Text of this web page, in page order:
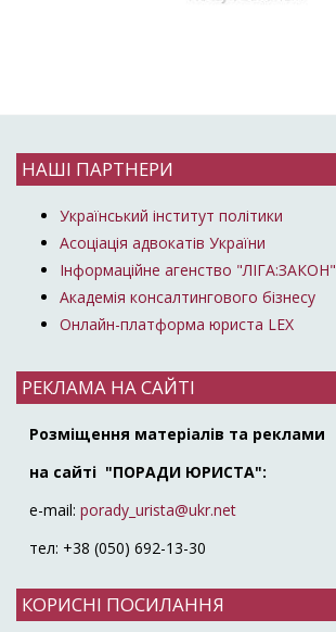
НАШІ ПАРТНЕРИ
Український інститут політики
Асоціація адвокатів України
Інформаційне агенство "ЛІГА:ЗАКОН"
Академія консалтингового бізнесу
Онлайн-платформа юриста LEX
РЕКЛАМА НА САЙТІ
Розміщення матеріалів та реклами
на сайті "ПОРАДИ ЮРИСТА":
e-mail: porady_urista@ukr.net
тел: +38 (050) 692-13-30
КОРИСНІ ПОСИЛАННЯ